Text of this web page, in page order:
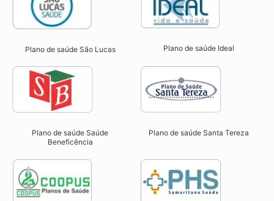
Plano de saúde São Lucas Plano de saúde Ideal
Plano de saúde Saúde
Beneficência
Plano de saúde Santa Tereza